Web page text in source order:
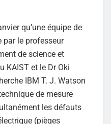
qu’une équipe de
par le professeur
de science et
KAIST et le Dr Oki
IBM T. J. Watson
de mesure
les défauts
(pièges